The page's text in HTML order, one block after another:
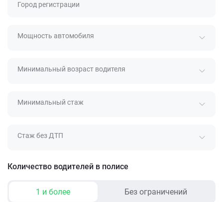
Город регистрации
Мощность автомобиля
Минимальный возраст водителя
Минимальный стаж
Стаж без ДТП
Количество водителей в полисе
1 и более Без ограничений